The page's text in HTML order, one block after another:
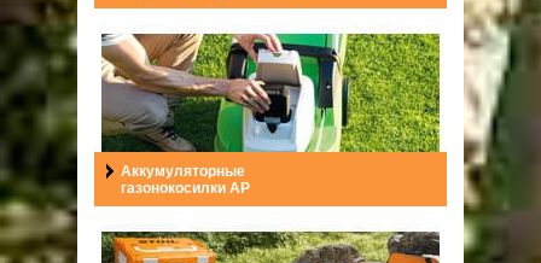
Аккумуляторные
газонокосилки AP